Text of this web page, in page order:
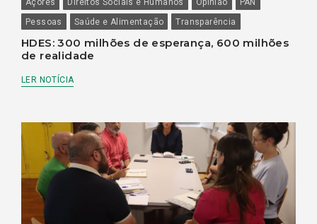
Açores Direitos Sociais e Humanos Opinião
PAN
Pessoas
Saúde e Alimentação Transparência
HDES: 300 milhões de esperança, 600 milhões
de realidade
LER NOTÍCIA